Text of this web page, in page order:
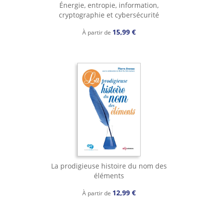
Énergie, entropie, information,
cryptographie et cybersécurité
À partir de 15,99 €
La prodigieuse histoire du nom des
éléments
À partir de 12,99 €